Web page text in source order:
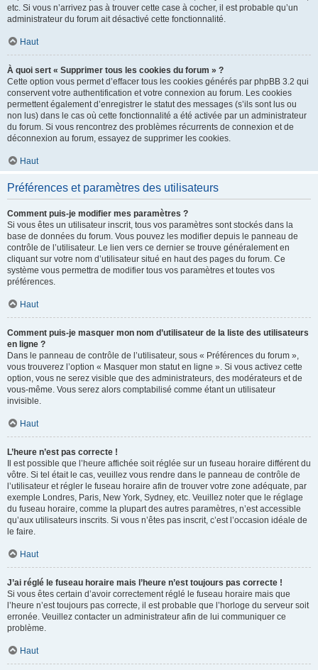
etc. Si vous n’arrivez pas à trouver cette case à cocher, il est probable qu’un
administrateur du forum ait désactivé cette fonctionnalité.
Haut
À quoi sert « Supprimer tous les cookies du forum » ?
Cette option vous permet d’effacer tous les cookies générés par phpBB 3.2 qui
conservent votre authentification et votre connexion au forum. Les cookies
permettent également d’enregistrer le statut des messages (s’ils sont lus ou
non lus) dans le cas où cette fonctionnalité a été activée par un administrateur
du forum. Si vous rencontrez des problèmes récurrents de connexion et de
déconnexion au forum, essayez de supprimer les cookies.
Haut
Préférences et paramètres des utilisateurs
Comment puis-je modifier mes paramètres ?
Si vous êtes un utilisateur inscrit, tous vos paramètres sont stockés dans la
base de données du forum. Vous pouvez les modifier depuis le panneau de
contrôle de l’utilisateur. Le lien vers ce dernier se trouve généralement en
cliquant sur votre nom d’utilisateur situé en haut des pages du forum. Ce
système vous permettra de modifier tous vos paramètres et toutes vos
préférences.
Haut
Comment puis-je masquer mon nom d’utilisateur de la liste des utilisateurs
en ligne ?
Dans le panneau de contrôle de l’utilisateur, sous « Préférences du forum »,
vous trouverez l’option « Masquer mon statut en ligne ». Si vous activez cette
option, vous ne serez visible que des administrateurs, des modérateurs et de
vous-même. Vous serez alors comptabilisé comme étant un utilisateur
invisible.
Haut
L’heure n’est pas correcte !
Il est possible que l’heure affichée soit réglée sur un fuseau horaire différent du
vôtre. Si tel était le cas, veuillez vous rendre dans le panneau de contrôle de
l’utilisateur et régler le fuseau horaire afin de trouver votre zone adéquate, par
exemple Londres, Paris, New York, Sydney, etc. Veuillez noter que le réglage
du fuseau horaire, comme la plupart des autres paramètres, n’est accessible
qu’aux utilisateurs inscrits. Si vous n’êtes pas inscrit, c’est l’occasion idéale de
le faire.
Haut
J’ai réglé le fuseau horaire mais l’heure n’est toujours pas correcte !
Si vous êtes certain d’avoir correctement réglé le fuseau horaire mais que
l’heure n’est toujours pas correcte, il est probable que l’horloge du serveur soit
erronée. Veuillez contacter un administrateur afin de lui communiquer ce
problème.
Haut